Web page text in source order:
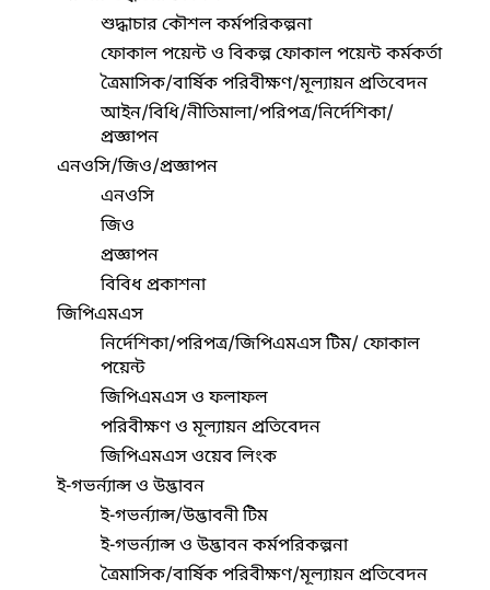
শুদ্ধাচার কৌশল কর্মপরিকল্পনা
ফোকাল পয়েন্ট ও বিকল্প ফোকাল পয়েন্ট কর্মকর্তা
ত্রৈমাসিক/বার্ষিক পরিবীক্ষণ/মূল্যায়ন প্রতিবেদন
আইন/বিধি/নীতিমালা/পরিপত্র/নির্দেশিকা/
প্রজ্ঞাপন
এনওসি/জিও/প্রজ্ঞাপন
এনওসি
জিও
প্রজ্ঞাপন
বিবিধ প্রকাশনা
জিপিএমএস
নির্দেশিকা/পরিপত্র/জিপিএমএস টিম/ ফোকাল
পয়েন্ট
জিপিএমএস ও ফলাফল
পরিবীক্ষণ ও মূল্যায়ন প্রতিবেদন
জিপিএমএস ওয়েব লিংক
ই-গভর্ন্যান্স ও উদ্ভাবন
ই-গভর্ন্যান্স/উদ্ভাবনী টিম
ই-গভর্ন্যান্স ও উদ্ভাবন কর্মপরিকল্পনা
ত্রৈমাসিক/বার্ষিক পরিবীক্ষণ/মূল্যায়ন প্রতিবেদন